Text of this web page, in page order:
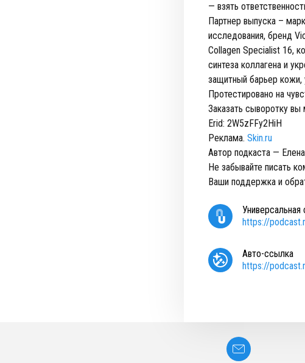
— взять
Партнер выпуска –
исследования, бренд
Collagen Specialist 16,
синтеза коллагена и
защитный барьер
Протестировано на
Заказать сыворотку
Erid: 2W5zFFy2HiH
Реклама. Skin.ru
Автор подкаста —
Не забывайте писать
Ваши поддержка и
https://
Авто-ссылка
https://